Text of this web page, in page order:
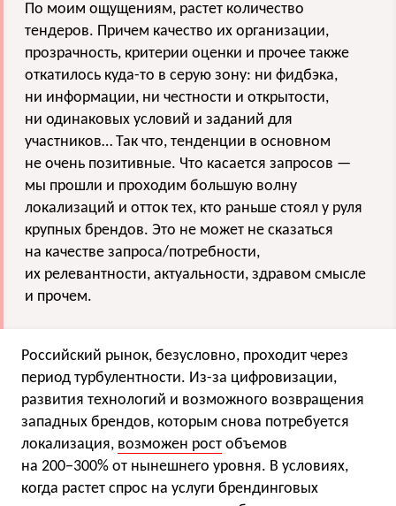
По моим ощущениям, растет количество
тендеров. Причем качество их организации,
прозрачность, критерии оценки и прочее также
откатилось куда-то в серую зону: ни фидбэка,
ни информации, ни честности и открытости,
ни одинаковых условий и заданий для
участников… Так что, тенденции в основном
не очень позитивные. Что касается запросов —
мы прошли и проходим большую волну
локализаций и отток тех, кто раньше стоял у руля
крупных брендов. Это не может не сказаться
на качестве запроса/потребности,
их релевантности, актуальности, здравом смысле
и прочем.
Российский рынок, безусловно, проходит через
период турбулентности. Из-за цифровизации,
развития технологий и возможного возвращения
западных брендов, которым снова потребуется
локализация, возможен рост объемов
на 200−300% от нынешнего уровня. В условиях,
когда растет спрос на услуги брендинговых